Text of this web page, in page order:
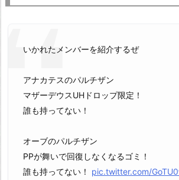
いかれたメンバーを紹介するぜ
アナカテスのパルチザン
マザーデウスUHドロップ限定！
誰も持ってない！
オーブのパルチザン
PPが舞いで回復しなくなるゴミ！
誰も持ってない！ pic.twitter.com/